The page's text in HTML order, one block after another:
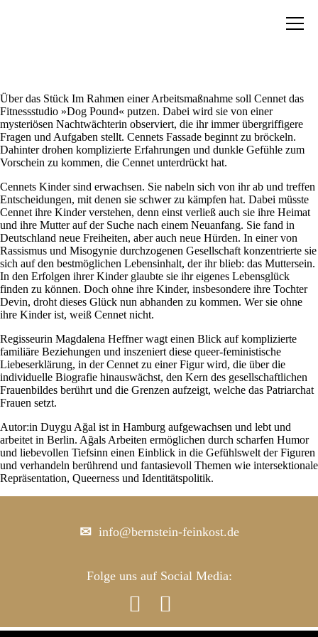
Über das Stück Im Rahmen einer Arbeitsmaßnahme soll Cennet das
Fitnessstudio »Dog Pound« putzen. Dabei wird sie von einer
mysteriösen Nachtwächterin observiert, die ihr immer übergriffigere
Fragen und Aufgaben stellt. Cennets Fassade beginnt zu bröckeln.
Dahinter drohen komplizierte Erfahrungen und dunkle Gefühle zum
Vorschein zu kommen, die Cennet unterdrückt hat.
Cennets Kinder sind erwachsen. Sie nabeln sich von ihr ab und treffen
Entscheidungen, mit denen sie schwer zu kämpfen hat. Dabei müsste
Cennet ihre Kinder verstehen, denn einst verließ auch sie ihre Heimat
und ihre Mutter auf der Suche nach einem Neuanfang. Sie fand in
Deutschland neue Freiheiten, aber auch neue Hürden. In einer von
Rassismus und Misogynie durchzogenen Gesellschaft konzentrierte sie
sich auf den bestmöglichen Lebensinhalt, der ihr blieb: das Muttersein.
In den Erfolgen ihrer Kinder glaubte sie ihr eigenes Lebensglück
finden zu können. Doch ohne ihre Kinder, insbesondere ihre Tochter
Devin, droht dieses Glück nun abhanden zu kommen. Wer sie ohne
ihre Kinder ist, weiß Cennet nicht.
Regisseurin Magdalena Heffner wagt einen Blick auf komplizierte
familiäre Beziehungen und inszeniert diese queer-feministische
Liebeserklärung, in der Cennet zu einer Figur wird, die über die
individuelle Biografie hinauswächst, den Kern des gesellschaftlichen
Frauenbildes berührt und die Grenzen aufzeigt, welche das Patriarchat
Frauen setzt.
Autor:in Duygu Ağal ist in Hamburg aufgewachsen und lebt und
arbeitet in Berlin. Ağals Arbeiten ermöglichen durch scharfen Humor
und liebevollen Tiefsinn einen Einblick in die Gefühlswelt der Figuren
und verhandeln berührend und fantasievoll Themen wie intersektionale
Repräsentation, Queerness und Identitätspolitik.
info@bernstein-feinkost.de
Folge uns auf Social Media:
 